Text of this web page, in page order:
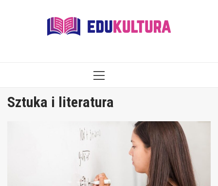
PRIMARY
Sztuka i literatura